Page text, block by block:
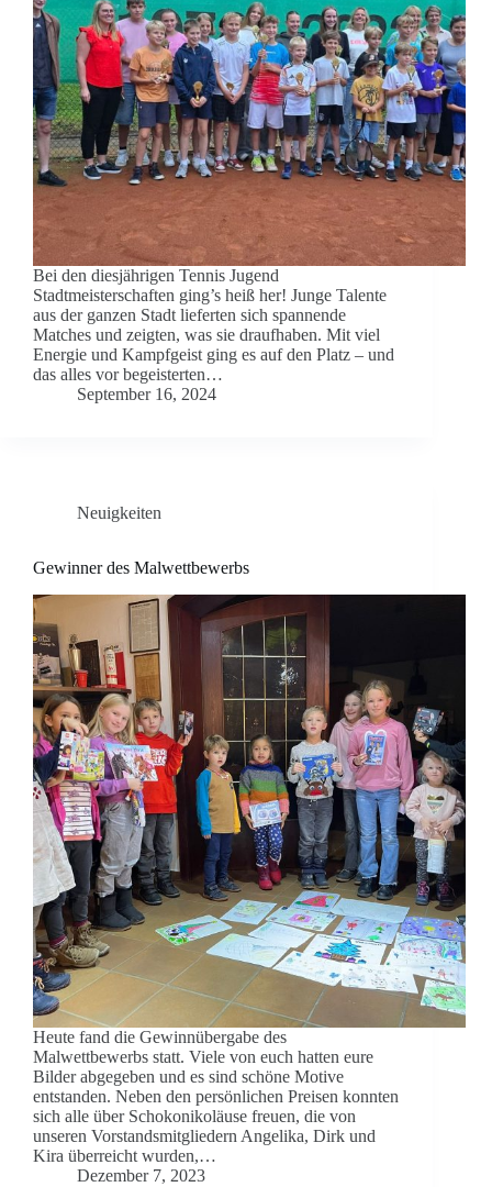
Bei den diesjährigen Tennis Jugend
Stadtmeisterschaften ging’s heiß her! Junge Talente
aus der ganzen Stadt lieferten sich spannende
Matches und zeigten, was sie draufhaben. Mit viel
Energie und Kampfgeist ging es auf den Platz – und
das alles vor begeisterten…
September 16, 2024
Neuigkeiten
Gewinner des Malwettbewerbs
Heute fand die Gewinnübergabe des
Malwettbewerbs statt. Viele von euch hatten eure
Bilder abgegeben und es sind schöne Motive
entstanden. Neben den persönlichen Preisen konnten
sich alle über Schokonikoläuse freuen, die von
unseren Vorstandsmitgliedern Angelika, Dirk und
Kira überreicht wurden,…
Dezember 7, 2023